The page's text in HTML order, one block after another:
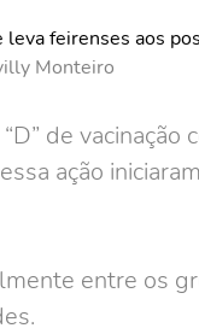
Monteiro
de
ação
entre os